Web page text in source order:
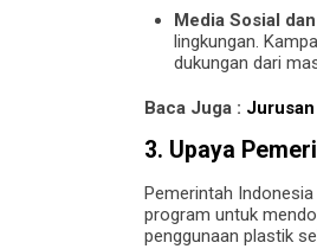
Media Sosial
lingkungan.
dukungan dari
Baca Juga :
3. Upaya
Pemerintah
program untuk
penggunaan plastik